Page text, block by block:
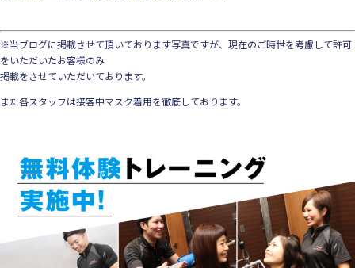
※当ブログに掲載させて頂いております写真ですが、現在のご時世を考慮して許可
をいただいたお客様のみ
掲載をさせていただいております。
また各スタッフは接客中マスク着用を徹底しております。